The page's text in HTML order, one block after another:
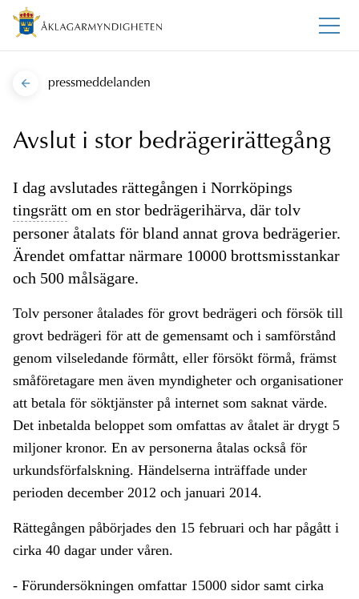
pressmeddelanden
Avslut i stor bedrägerirättegång
I dag avslutades rättegången i Norrköpings
tingsrätt om en stor bedrägerihärva, där tolv
personer åtalats för bland annat grova bedrägerier.
Ärendet omfattar närmare 10000 brottsmisstankar
och 500 målsägare.
Tolv personer åtalades för grovt bedrägeri och försök till
grovt bedrägeri för att de gemensamt och i samförstånd
genom vilseledande förmått, eller försökt förmå, främst
småföretagare men även myndigheter och organisationer
att betala för söktjänster på internet som saknat värde.
Det inbetalda beloppet som omfattas av åtalet är drygt 5
miljoner kronor. En av personerna åtalas också för
urkundsförfalskning. Händelserna inträffade under
perioden december 2012 och januari 2014.
Rättegången påbörjades den 15 februari och har pågått i
cirka 40 dagar under våren.
- Förundersökningen omfattar 15000 sidor samt cirka